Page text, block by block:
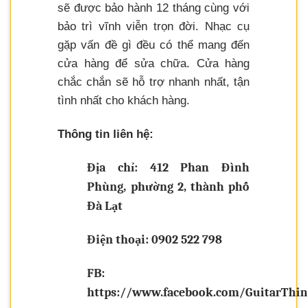
sẽ được bảo hành 12 tháng cùng với
bảo trì vĩnh viễn trọn đời. Nhạc cụ
gặp vấn đề gì đều có thể mang đến
cửa hàng để sửa chữa. Cửa hàng
chắc chắn sẽ hỗ trợ nhanh nhất, tận
tình nhất cho khách hàng.
Thông tin liên hệ:
Địa chỉ: 412 Phan Đình
Phùng, phường 2, thành phố
Đà Lạt
Điện thoại: 0902 522 798
FB:
https://www.facebook.com/